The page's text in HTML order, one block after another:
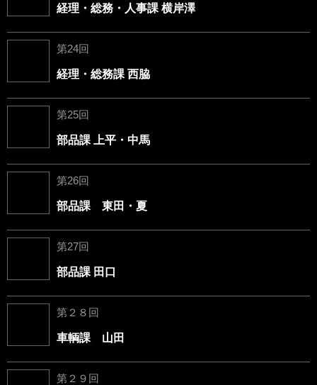
経理・総務・人事課 横岸澤
第24回
経理・総務課 西脇
第25回
部品課 上平・中馬
第26回
部品課 東田・夏
第27回
部品課 田口
第２８回
車輌課 山田
第２９回